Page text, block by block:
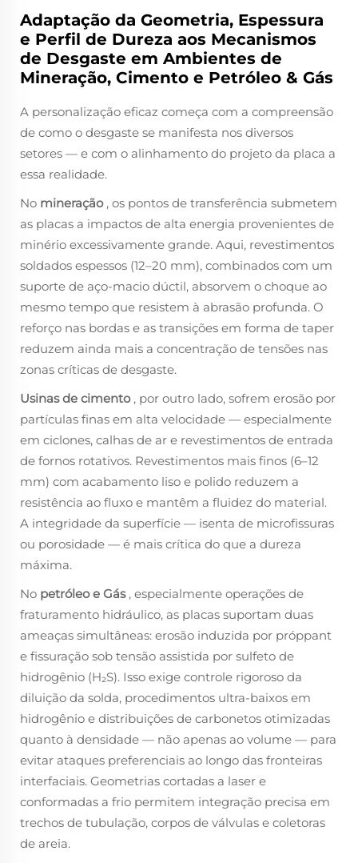
Adaptação da Geometria, Espessura
e Perfil de Dureza aos Mecanismos
de Desgaste em Ambientes de
Mineração, Cimento e Petróleo & Gás
A personalização eficaz começa com a compreensão
de como o desgaste se manifesta nos diversos
setores — e com o alinhamento do projeto da placa a
essa realidade.
No mineração , os pontos de transferência submetem
as placas a impactos de alta energia provenientes de
minério excessivamente grande. Aqui, revestimentos
soldados espessos (12–20 mm), combinados com um
suporte de aço-macio dúctil, absorvem o choque ao
mesmo tempo que resistem à abrasão profunda. O
reforço nas bordas e as transições em forma de taper
reduzem ainda mais a concentração de tensões nas
zonas críticas de desgaste.
Usinas de cimento , por outro lado, sofrem erosão por
partículas finas em alta velocidade — especialmente
em ciclones, calhas de ar e revestimentos de entrada
de fornos rotativos. Revestimentos mais finos (6–12
mm) com acabamento liso e polido reduzem a
resistência ao fluxo e mantêm a fluidez do material.
A integridade da superfície — isenta de microfissuras
ou porosidade — é mais crítica do que a dureza
máxima.
No petróleo e Gás , especialmente operações de
fraturamento hidráulico, as placas suportam duas
ameaças simultâneas: erosão induzida por próppant
e fissuração sob tensão assistida por sulfeto de
hidrogênio (H₂S). Isso exige controle rigoroso da
diluição da solda, procedimentos ultra-baixos em
hidrogênio e distribuições de carbonetos otimizadas
quanto à densidade — não apenas ao volume — para
evitar ataques preferenciais ao longo das fronteiras
interfaciais. Geometrias cortadas a laser e
conformadas a frio permitem integração precisa em
trechos de tubulação, corpos de válvulas e coletoras
de areia.